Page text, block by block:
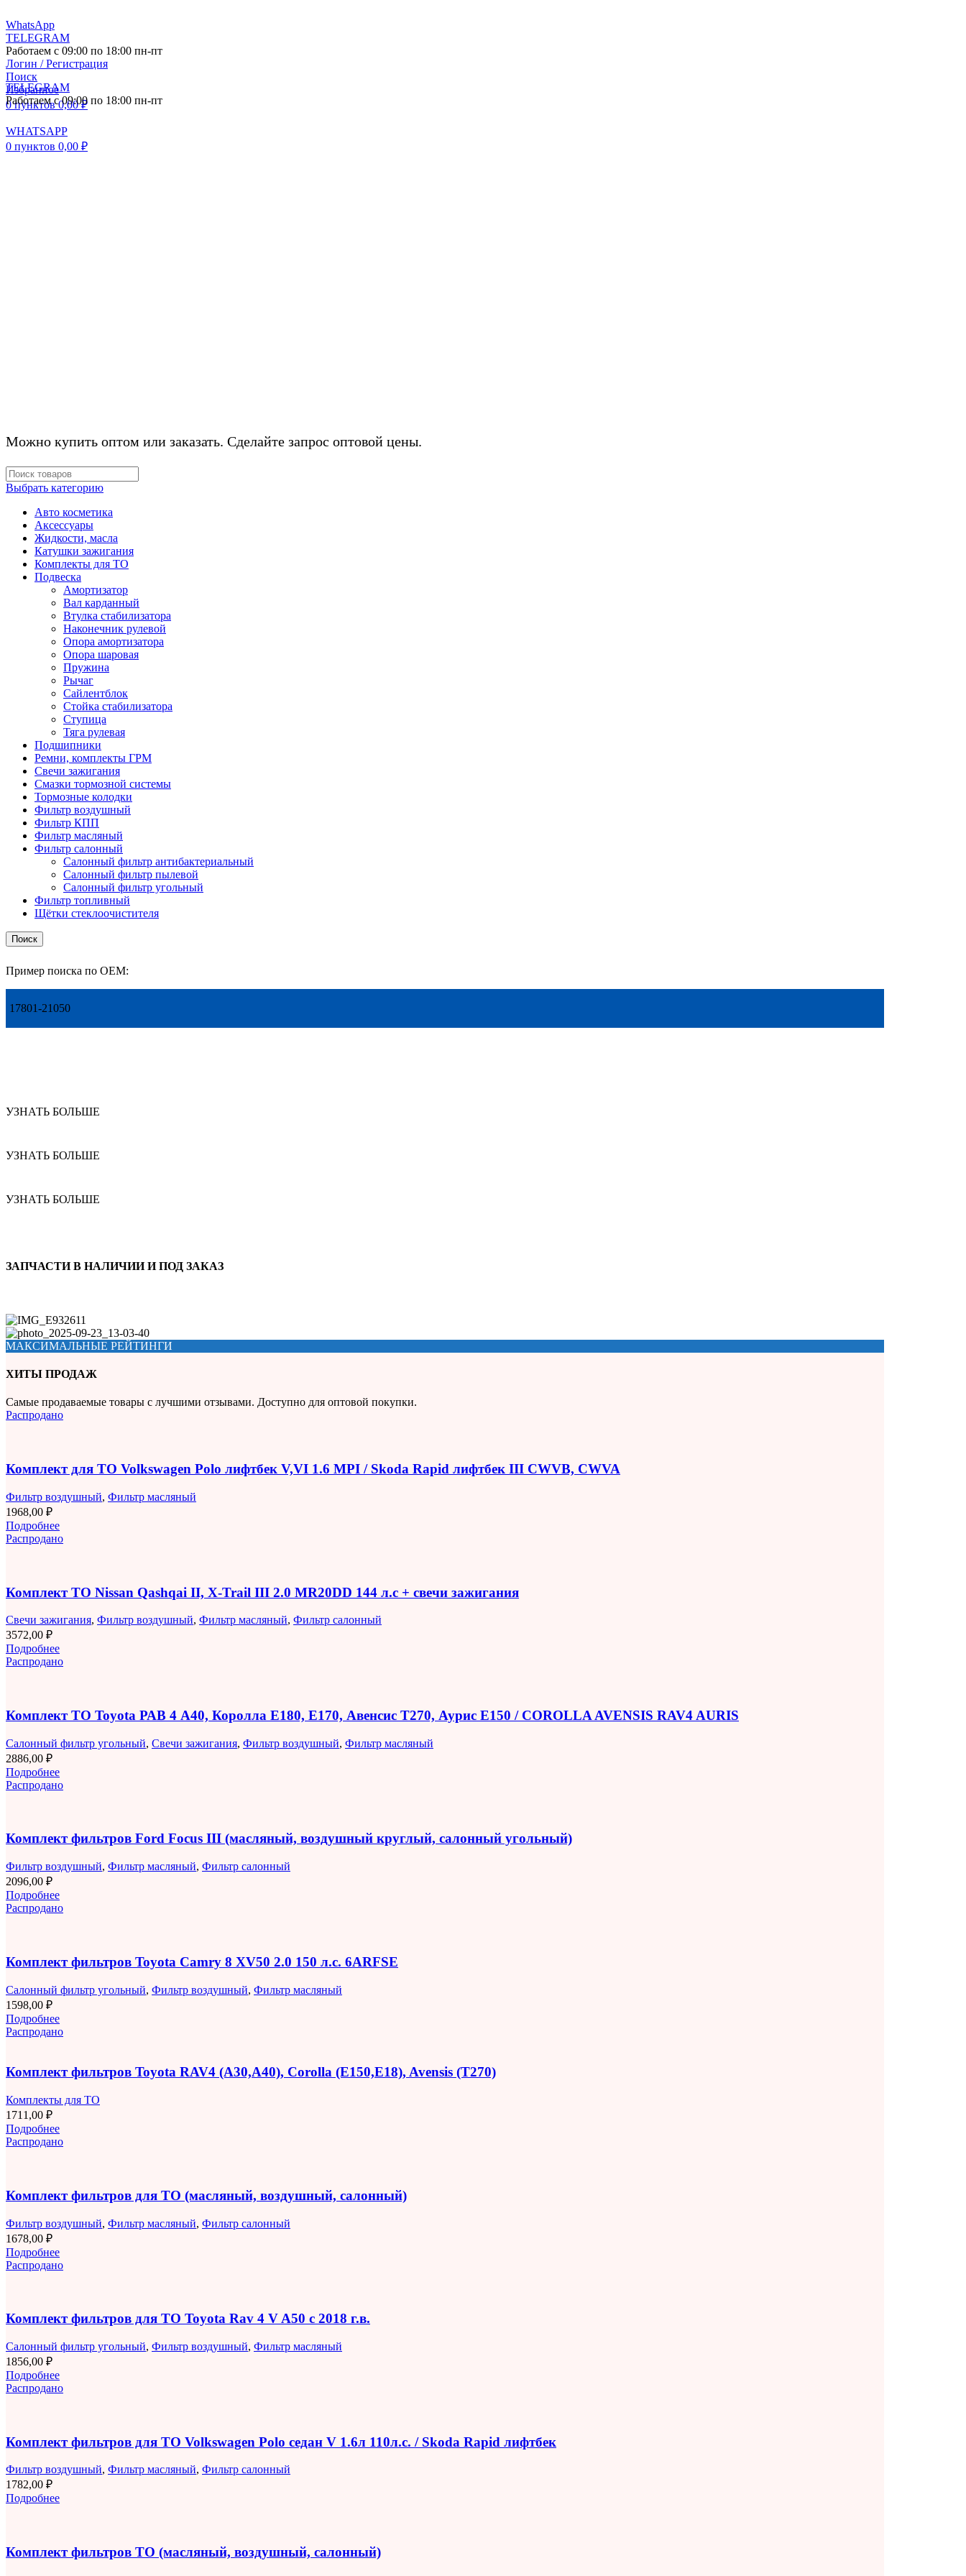
WhatsApp
TELEGRAM
Работаем с 09:00 по 18:00 пн-пт
Логин / Регистрация
Поиск
Избранное
0пунктов 0,00₽
WHATSAPP
0 пунктов 0,00 ₽
TELEGRAM
Работаем с 09:00 по 18:00 пн-пт
Можно купить оптом или заказать. Сделайте запрос оптовой цены.
Выбрать категорию
Авто косметика
Аксессуары
Жидкости, масла
Катушки зажигания
Комплекты для ТО
Подвеска
Амортизатор
Вал карданный
Втулка стабилизатора
Наконечник рулевой
Опора амортизатора
Опора шаровая
Пружина
Рычаг
Сайлентблок
Стойка стабилизатора
Ступица
Тяга рулевая
Подшипники
Ремни, комплекты ГРМ
Свечи зажигания
Смазки тормозной системы
Тормозные колодки
Фильтр воздушный
Фильтр КПП
Фильтр масляный
Фильтр салонный
Салонный фильтр антибактериальный
Салонный фильтр пылевой
Салонный фильтр угольный
Фильтр топливный
Щётки стеклоочистителя
Поиск
Пример поиска по OEM:
17801-21050
УЗНАТЬ БОЛЬШЕ
УЗНАТЬ БОЛЬШЕ
УЗНАТЬ БОЛЬШЕ
ЗАПЧАСТИ В НАЛИЧИИ И ПОД ЗАКАЗ
МАКСИМАЛЬНЫЕ РЕЙТИНГИ
ХИТЫ ПРОДАЖ
Самые продаваемые товары с лучшими отзывами. Доступно для оптовой покупки.
Распродано
Комплект для ТО Volkswagen Polo лифтбек V,VI 1.6 MPI / Skoda Rapid лифтбек III CWVB, CWVA
Фильтр воздушный, Фильтр масляный
1968,00 ₽
Подробнее
Распродано
Комплект ТО Nissan Qashqai II, X-Trail III 2.0 MR20DD 144 л.с + свечи зажигания
Свечи зажигания, Фильтр воздушный, Фильтр масляный, Фильтр салонный
3572,00 ₽
Подробнее
Распродано
Комплект ТО Toyota РАВ 4 A40, Королла E180, E170, Авенсис T270, Аурис E150 / COROLLA AVENSIS RAV4 AURIS
Салонный фильтр угольный, Свечи зажигания, Фильтр воздушный, Фильтр масляный
2886,00 ₽
Подробнее
Распродано
Комплект фильтров Ford Focus III (масляный, воздушный круглый, салонный угольный)
Фильтр воздушный, Фильтр масляный, Фильтр салонный
2096,00 ₽
Подробнее
Распродано
Комплект фильтров Toyota Camry 8 XV50 2.0 150 л.с. 6ARFSE
Салонный фильтр угольный, Фильтр воздушный, Фильтр масляный
1598,00 ₽
Подробнее
Распродано
Комплект фильтров Toyota RAV4 (A30,A40), Corolla (E150,E18), Avensis (T270)
Комплекты для ТО
1711,00 ₽
Подробнее
Распродано
Комплект фильтров для ТО (масляный, воздушный, салонный)
Фильтр воздушный, Фильтр масляный, Фильтр салонный
1678,00 ₽
Подробнее
Распродано
Комплект фильтров для ТО Toyota Rav 4 V A50 с 2018 г.в.
Салонный фильтр угольный, Фильтр воздушный, Фильтр масляный
1856,00 ₽
Подробнее
Распродано
Комплект фильтров для ТО Volkswagen Polo седан V 1.6л 110л.с. / Skoda Rapid лифтбек
Фильтр воздушный, Фильтр масляный, Фильтр салонный
1782,00 ₽
Подробнее
Комплект фильтров ТО (масляный, воздушный, салонный)